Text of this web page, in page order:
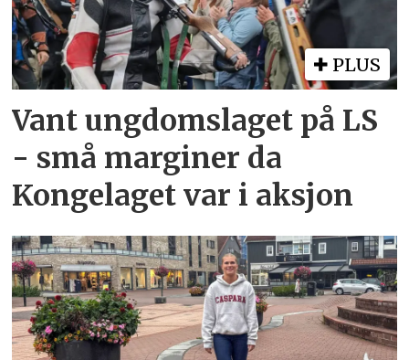
PLUS
Vant ungdomslaget på LS
- små marginer da
Kongelaget var i aksjon